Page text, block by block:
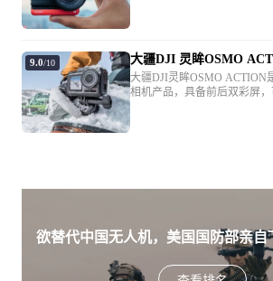
9.0/10 大疆DJI 灵眸OSMO
大疆DJI灵眸OSMO ACTION
相机产品，具备前后双彩屏
欲替代中国无人机，美国国防部亲自
美军SRR项目的五款无